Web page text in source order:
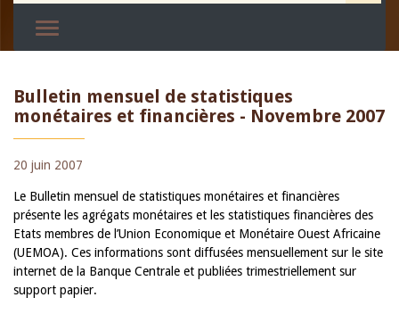
Bulletin mensuel de statistiques
monétaires et financières - Novembre 2007
20 juin 2007
Le Bulletin mensuel de statistiques monétaires et financières
présente les agrégats monétaires et les statistiques financières des
Etats membres de l’Union Economique et Monétaire Ouest Africaine
(UEMOA). Ces informations sont diffusées mensuellement sur le site
internet de la Banque Centrale et publiées trimestriellement sur
support papier.